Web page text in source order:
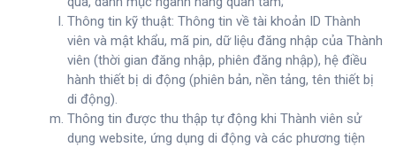
Thông tin kỹ thuật: Thông tin về tài khoản ID Thành
viên và mật khẩu, mã pin, dữ liệu đăng nhập của Thành
viên (thời gian đăng nhập, phiên đăng nhập), hệ điều
hành thiết bị di động (phiên bản, nền tảng, tên thiết bị
di động).
Thông tin được thu thập tự động khi Thành viên sử
dụng website, ứng dụng di động và các phương tiện